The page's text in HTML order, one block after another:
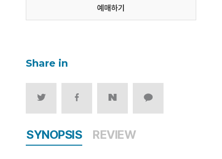
SYNOPSIS REVIEW
예매하기
Share in